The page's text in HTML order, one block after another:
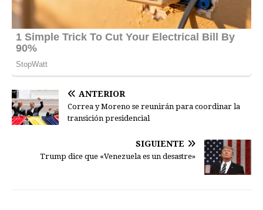
ANTERIOR
Correa y Moreno se reunirán para coordinar la
transición presidencial
SIGUIENTE
Trump dice que «Venezuela es un desastre»